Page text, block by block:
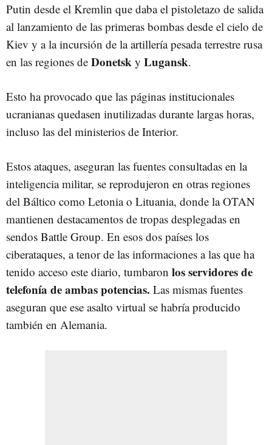
Putin desde el Kremlin que daba el pistoletazo de salida
al lanzamiento de las primeras bombas desde el cielo de
Kiev y a la incursión de la artillería pesada terrestre rusa
en las regiones de Donetsk y Lugansk.
Esto ha provocado que las páginas institucionales
ucranianas quedasen inutilizadas durante largas horas,
incluso las del ministerios de Interior.
Estos ataques, aseguran las fuentes consultadas en la
inteligencia militar, se reprodujeron en otras regiones
del Báltico como Letonia o Lituania, donde la OTAN
mantienen destacamentos de tropas desplegadas en
sendos Battle Group. En esos dos países los
ciberataques, a tenor de las informaciones a las que ha
tenido acceso este diario, tumbaron los servidores de
telefonía de ambas potencias. Las mismas fuentes
aseguran que ese asalto virtual se habría producido
también en Alemania.